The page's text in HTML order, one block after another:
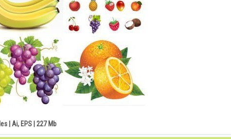
| Ai, EPS | 227 Mb